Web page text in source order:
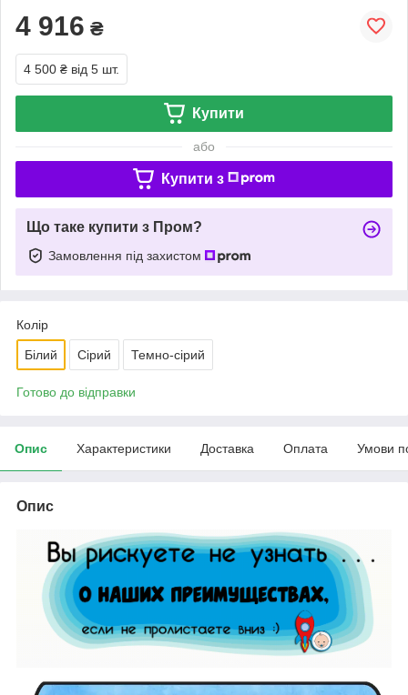
4 916 ₴
4 500 ₴ від 5 шт.
Купити
або
Купити з
Що таке купити з Пром?
Замовлення під захистом
Колір
Білий Сірий Темно-сірий
Готово до відправки
Опис Характеристики Доставка Оплата Умови
Опис